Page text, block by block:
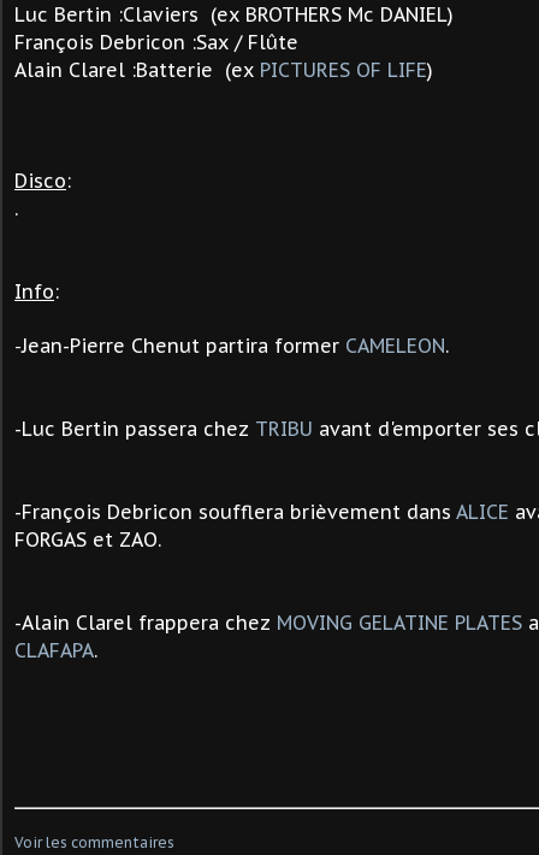
Luc Bertin :Claviers (ex BROTHERS Mc DANIEL)
François Debricon :Sax / Flûte
Alain Clarel :Batterie (ex PICTURES OF LIFE)
Disco:
.
Info:
-Jean-Pierre Chenut partira former CAMELEON.
-Luc Bertin passera chez TRIBU avant d'emporter ses
-François Debricon soufflera brièvement dans ALICE
FORGAS et ZAO.
-Alain Clarel frappera chez MOVING GELATINE PLATES
CLAFAPA.
Voir les commentaires